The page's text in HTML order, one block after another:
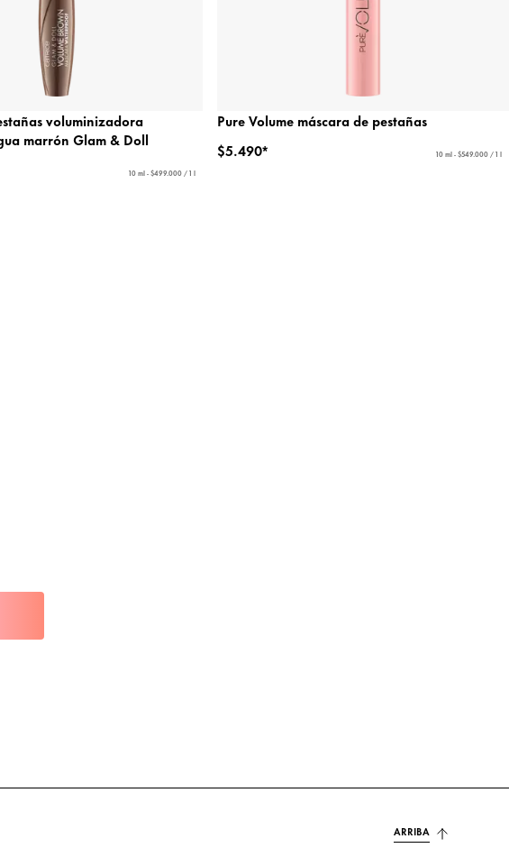
voluminizadora
marrón Glam & Doll
10 ml - $499.000 / 1 l
Pure Volume máscara de pestañas
$5.490*
10 ml - $549.000 / 1 l
ARRIBA